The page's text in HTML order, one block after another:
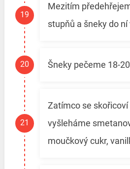
Mezitím
stupňů a šneky do ní
Šneky pečeme 18-
Zatímco se skořicoví
vyšleháme
moučkový cukr,